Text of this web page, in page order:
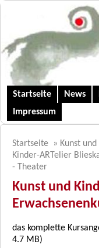
Startseite News
Impressum
Startseite » Kunst
Kinder-ARTelier
- Theater
Kunst und
das komplette
4.7 MB)